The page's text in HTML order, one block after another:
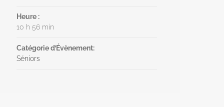
Heure :
10 h 56 min
Catégorie d’Évènement:
Séniors